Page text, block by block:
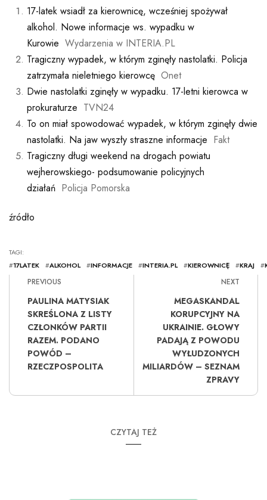
17-latek wsiadł za kierownicę, wcześniej spożywał
alkohol. Nowe informacje ws. wypadku w
Kurowie Wydarzenia w INTERIA.PL
Tragiczny wypadek, w którym zginęły nastolatki. Policja
zatrzymała nieletniego kierowcę Onet
Dwie nastolatki zginęły w wypadku. 17-letni kierowca w
prokuraturze TVN24
To on miał spowodować wypadek, w którym zginęły dwie
nastolatki. Na jaw wyszły straszne informacje Fakt
Tragiczny długi weekend na drogach powiatu
wejherowskiego- podsumowanie policyjnych
działań Policja Pomorska
źródło
TAGI:
#17LATEK #ALKOHOL #INFORMACJE #INTERIA.PL #KIEROWNICĘ #KRAJ #
PREVIOUS
PAULINA MATYSIAK
SKREŚLONA Z LISTY
CZŁONKÓW PARTII
RAZEM. PODANO
POWÓD –
RZECZPOSPOLITA
NEXT
MEGASKANDAL
KORUPCYJNY NA
UKRAINIE. GŁOWY
PADAJĄ Z POWODU
WYŁUDZONYCH
MILIARDÓW – SEZNAM
ZPRAVY
CZYTAJ TEŻ